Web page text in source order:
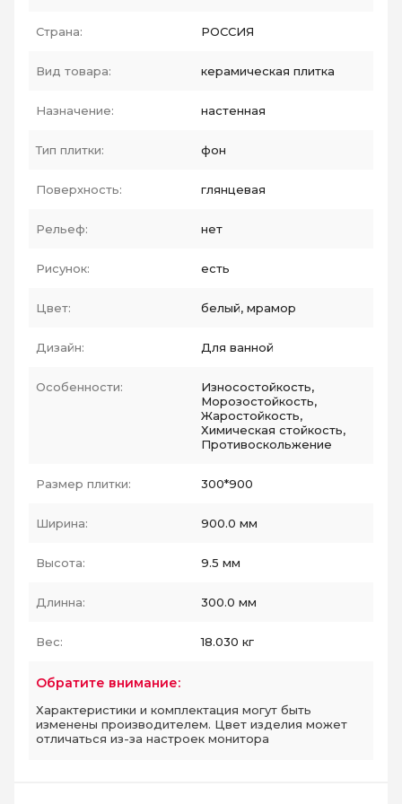
Страна: РОССИЯ
Вид товара: керамическая плитка
Назначение: настенная
Тип плитки: фон
Поверхность: глянцевая
Рельеф: нет
Рисунок: есть
Цвет: белый, мрамор
Дизайн: Для ванной
Особенности:
Износостойкость,
Морозостойкость,
Жаростойкость,
Химическая стойкость,
Противоскольжение
Размер плитки: 300*900
Ширина: 900.0 мм
Высота: 9.5 мм
Длинна: 300.0 мм
Вес: 18.030 кг
Обратите внимание:
Характеристики и комплектация могут быть
изменены производителем. Цвет изделия может
отличаться из-за настроек монитора